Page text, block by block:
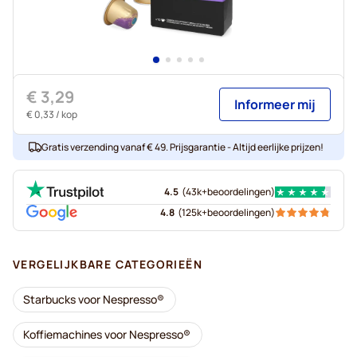
€ 3,29
€ 0,33 / kop
Informeer mij
Gratis verzending vanaf € 49. Prijsgarantie - Altijd eerlijke prijzen!
4.5 (43k+beoordelingen)
4.8 (125k+beoordelingen)
VERGELIJKBARE CATEGORIEËN
Starbucks voor Nespresso®
Koffiemachines voor Nespresso®